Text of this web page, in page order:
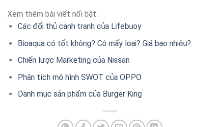
Xem thêm bài viết nổi bật :
Các đối thủ cạnh tranh của Lifebuoy
Bioaqua có tốt không? Có mấy loại? Giá bao nhiêu?
Chiến lược Marketing của Nissan
Phân tích mô hình SWOT của OPPO
Danh mục sản phẩm của Burger King